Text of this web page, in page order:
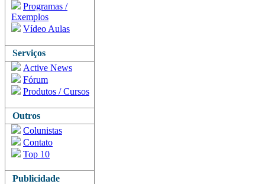
Programas /
Exemplos
Vídeo Aulas
Serviços
Active News
Fórum
Produtos / Cursos
Outros
Colunistas
Contato
Top 10
Publicidade